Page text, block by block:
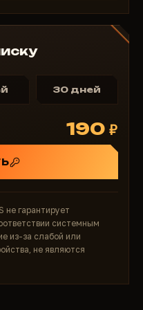
30 дней
190 ₽
не гарантирует
системным
из-за слабой или
не являются